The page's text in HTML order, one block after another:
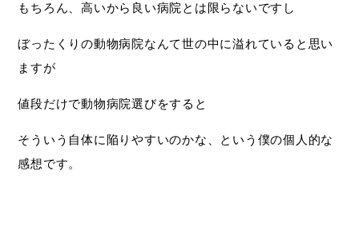
もちろん、高いから良い病院とは限らないですし
ぼったくりの動物病院なんて世の中に溢れていると思い
ますが
値段だけで動物病院選びをすると
そういう自体に陥りやすいのかな、という僕の個人的な
感想です。